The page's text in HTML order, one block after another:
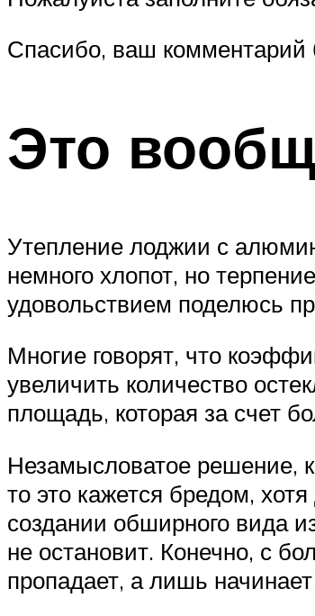
Спасибо, ваш комментарий
Это
Утепление лоджии с
немного хлопот, но
удовольствием поделюсь
Многие говорят, что
увеличить количество
площадь, которая за счет
Незамысловатое решение,
то это кажется бредом,
создании обширного вида
не остановит. Конечно, с
пропадает, а лишь